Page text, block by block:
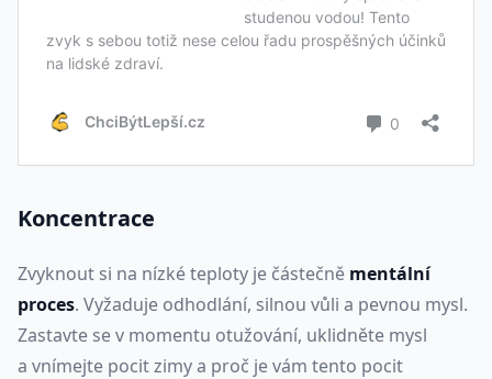
Koncentrace
Zvyknout si na nízké teploty je částečně mentální
proces. Vyžaduje odhodlání, silnou vůli a pevnou mysl.
Zastavte se v momentu otužování, uklidněte mysl
a vnímejte pocit zimy a proč je vám tento pocit